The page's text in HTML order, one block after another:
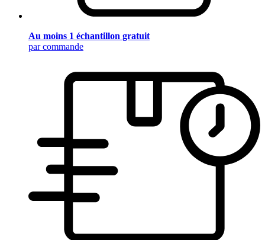
Au moins 1 échantillon gratuit
par commande